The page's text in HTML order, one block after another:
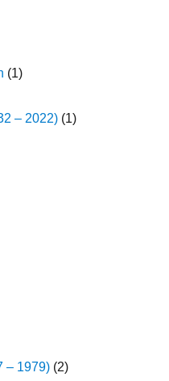
(1)
– 2022) (1)
– 1979) (2)